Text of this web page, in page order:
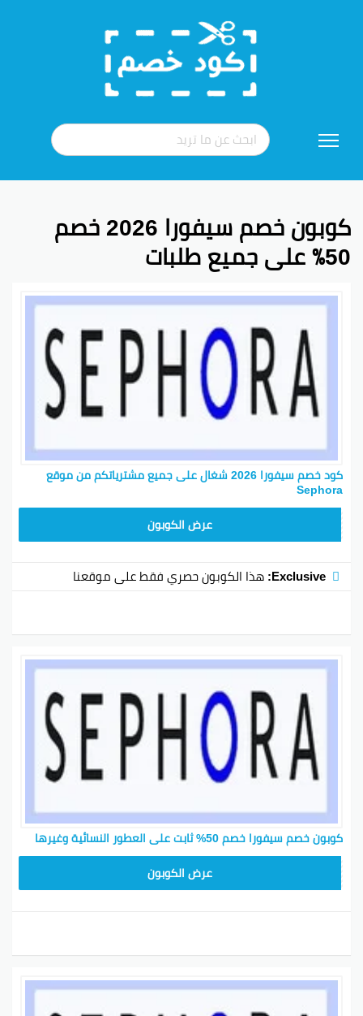
إلى
كوبون خصم سيفورا 2026 خصم
50٪ على جميع طلبات
كود خصم سيفورا 2026 شغال على جميع مشترياتكم من موقع
Sephora
عرض الكوبون
Exclusive: هذا الكوبون حصري فقط على موقعنا
كوبون خصم سيفورا خصم 50% ثابت على العطور النسائية وغيرها
عرض الكوبون